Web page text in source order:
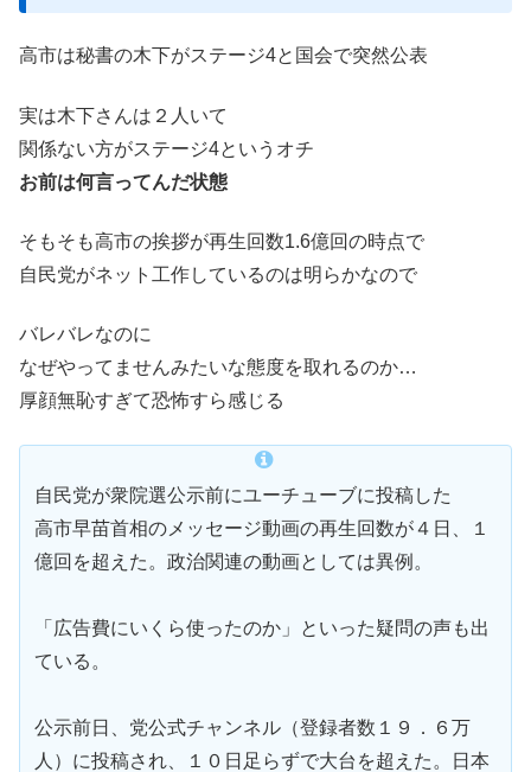
高市は秘書の木下がステージ4と国会で突然公表
実は木下さんは２人いて
関係ない方がステージ4というオチ
お前は何言ってんだ状態
そもそも高市の挨拶が再生回数1.6億回の時点で
自民党がネット工作しているのは明らかなので
バレバレなのに
なぜやってませんみたいな態度を取れるのか…
厚顔無恥すぎて恐怖すら感じる
自民党が衆院選公示前にユーチューブに投稿した
高市早苗首相のメッセージ動画の再生回数が４日、１
億回を超えた。政治関連の動画としては異例。
「広告費にいくら使ったのか」といった疑問の声も出
ている。
公示前日、党公式チャンネル（登録者数１９．６万
人）に投稿され、１０日足らずで大台を超えた。日本